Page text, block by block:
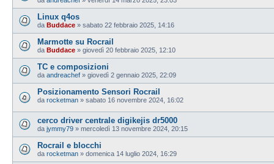
Linux q4os
da Buddace » sabato 22 febbraio 2025, 14:16
Marmotte su Rocrail
da Buddace » giovedì 20 febbraio 2025, 12:10
TC e composizioni
da andreachef » giovedì 2 gennaio 2025, 22:09
Posizionamento Sensori Rocrail
da rocketman » sabato 16 novembre 2024, 16:02
cerco driver centrale digikejis dr5000
da jymmy79 » mercoledì 13 novembre 2024, 20:15
Rocrail e blocchi
da rocketman » domenica 14 luglio 2024, 16:29